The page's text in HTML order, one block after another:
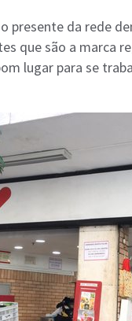
presente da rede
que são a marca
lugar para se